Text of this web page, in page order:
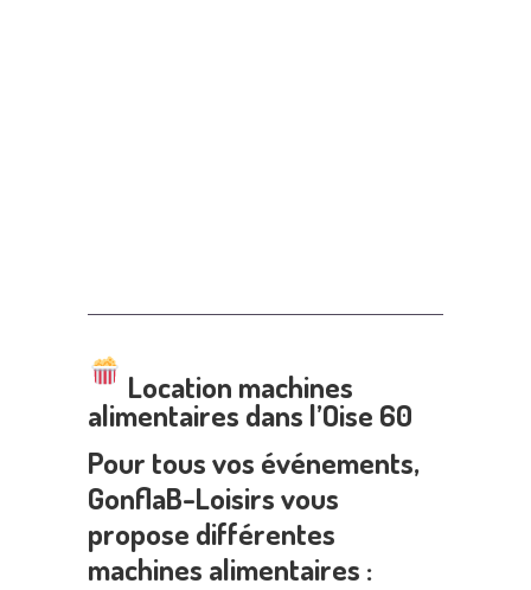
Location machines
alimentaires dans l’Oise 60
Pour tous vos événements,
GonflaB-Loisirs vous
propose différentes
machines alimentaires :